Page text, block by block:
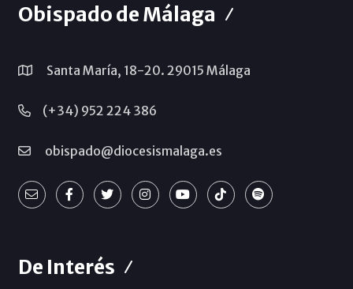
Obispado de Málaga
Santa María, 18-20. 29015 Málaga
(+34) 952 224 386
obispado@diocesismalaga.es
De Interés